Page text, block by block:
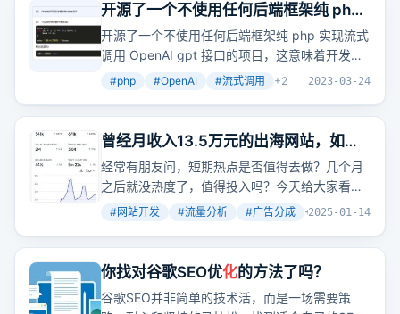
开源了一个不使用任何后端框架纯 php
实现流式调用 OpenAI gpt 接口的项目
开源了一个不使用任何后端框架纯 php 实现流式
调用 OpenAI gpt 接口的项目，这意味着开发者
可以轻松实现与 OpenAI 的交互，而无需复杂的
#php #OpenAI #流式调用 +2 2023-03-24
曾经月收入13.5万元的出海网站，如今
只剩2.5万元
经常有朋友问，短期热点是否值得去做？几个月
之后就没热度了，值得投入吗？今天给大家看一
个网站的流量和收入数据
，来解答大家的问题。
Adsense广告，就产生了18763美元收入，换算
成人民币，大概是13.5万元。而到了1月，现在刚
好半个月左右，PV只有25万了，收入目前是
1783美元。简单乘以2，那么1月收入大概是
#网站开发 #流量分析 #广告分成 +1
2025-01-14
你找对谷歌SEO优化的方法了吗？
谷歌SEO并非简单的技术活，而是一场需要策